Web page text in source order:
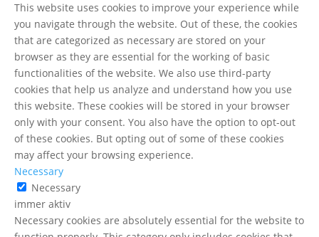
This website uses cookies to improve your experience while
you navigate through the website. Out of these, the cookies
that are categorized as necessary are stored on your
browser as they are essential for the working of basic
functionalities of the website. We also use third-party
cookies that help us analyze and understand how you use
this website. These cookies will be stored in your browser
only with your consent. You also have the option to opt-out
of these cookies. But opting out of some of these cookies
may affect your browsing experience.
Necessary
Necessary
immer aktiv
Necessary cookies are absolutely essential for the website to